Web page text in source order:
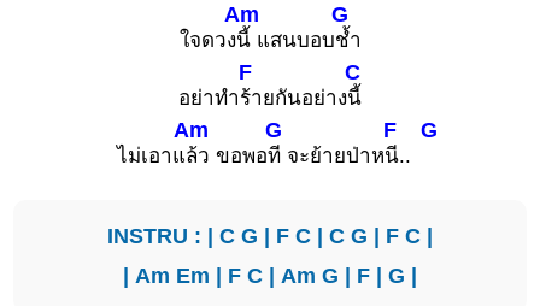
ใจดวง
Am
นี้ แสนบอบ
G
ช้ำ
อย่าทำ
F
ร้ายกันอย่าง
C
นี้
ไม่เอาแ
Am
ล้ว ขอพอ
G
ที จะย้ายป่าห
F
นี..
G
INSTRU : | C G | F C | C G | F C |
| Am Em | F C | Am G | F | G |